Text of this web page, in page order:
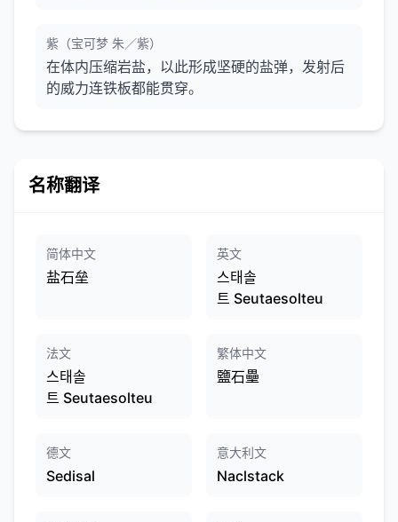
紫（宝可梦 朱／紫）
在体内压缩岩盐，以此形成坚硬的盐弹，发射后
的威力连铁板都能贯穿。
名称翻译
简体中文
盐石垒
英文
스태솔
트 Seutaesolteu
法文
스태솔
트 Seutaesolteu
繁体中文
鹽石壘
德文
Sedisal
意大利文
Naclstack